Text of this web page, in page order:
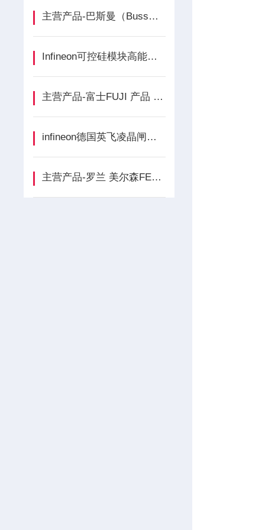
主营产品-巴斯曼（Bussmann）产品介绍
Infineon可控硅模块高能效工业电路的“硬核”之选
主营产品-富士FUJI 产品 品牌介绍
infineon德国英飞凌晶闸管整流桥德国工业的“电力心脏”
主营产品-罗兰 美尔森FERRAZ介绍